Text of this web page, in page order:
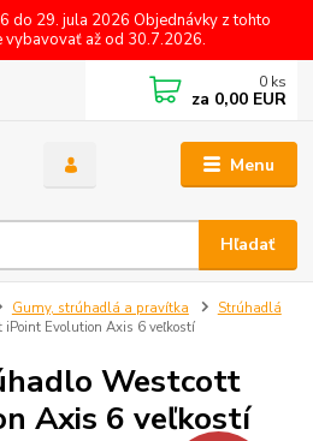
do 29. jula 2026 Objednávky z tohto
až od 30.7.2026.
Menu
Hľadať
0 ks
za 0,00 EUR
Gumy, strúhadlá a pravítka
Strúhadlá
Evolution Axis 6 veľkostí
Westcott
Axis 6 veľkostí